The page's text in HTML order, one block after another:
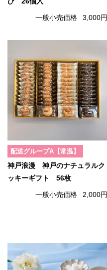
一般小売価格 3,000円
配送グループA【常温】
神戸浪漫 神戸のナチュラルク
ッキーギフト 56枚
一般小売価格 2,000円